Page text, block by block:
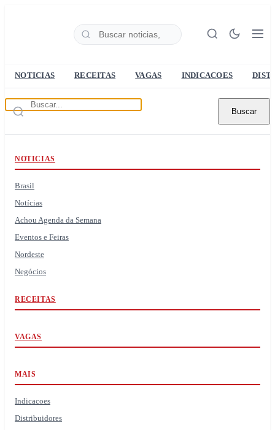
NOTICIAS RECEITAS VAGAS INDICACOES
Buscar
NOTICIAS
Brasil
Notícias
Achou Agenda da Semana
Eventos e Feiras
Nordeste
Negócios
RECEITAS
VAGAS
MAIS
Indicacoes
Distribuidores